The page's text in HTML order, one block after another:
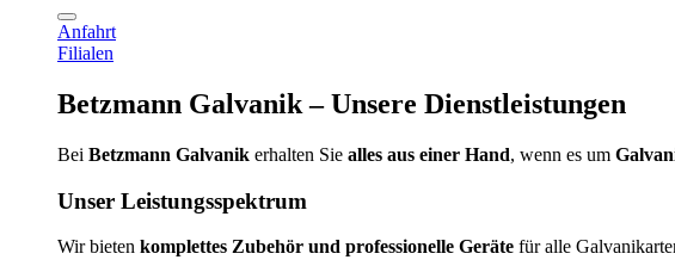
Anfahrt
Filialen
Betzmann Galvanik – Unsere Dienstleistungen
Bei Betzmann Galvanik erhalten Sie alles aus einer Hand, wenn es um
Unser Leistungsspektrum
Wir bieten komplettes Zubehör und professionelle Geräte für alle